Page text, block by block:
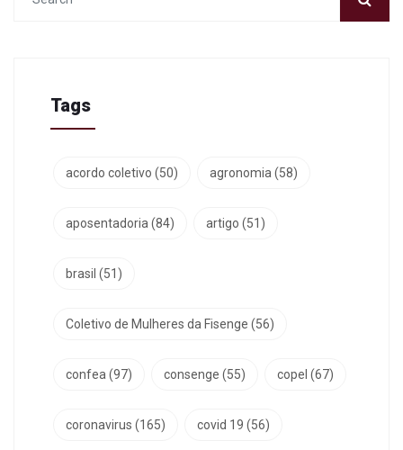
Tags
acordo coletivo (50) agronomia(58)
aposentadoria(84) artigo (51)
brasil (51)
Coletivo de Mulheres da Fisenge (56)
confea(97) consenge (55) copel (67)
coronavirus (165) covid 19 (56)